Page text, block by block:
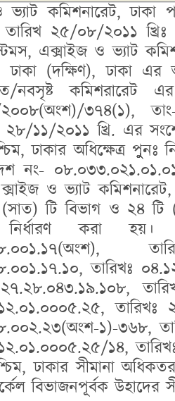
কমিশনারেট,
২৫/০৮/২০১১ খ্রিঃ
এক্সাইজ ও ভ্যাট
ঢাকা (দক্ষিণ), ঢাকা
নবসৃষ্ট কমিশরারেট
২০০৮(অংশ)/৩৭৪(১),
১১/২০১১ খ্রি. এর
ঢাকার অধিক্ষেত্র পুুুনঃ
নং-
ও ভ্যাট কমিশনারেট,
টি বিভাগ ও ২৪
নির্ধারণ করা
তারিখঃ
তারিখঃ
১)-৩৬৮,
১৪,
ঢাকার সীমানা
বিভাজনপূর্বক উহাদের